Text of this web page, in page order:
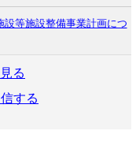
設等施設整備事業計画につ
る
する